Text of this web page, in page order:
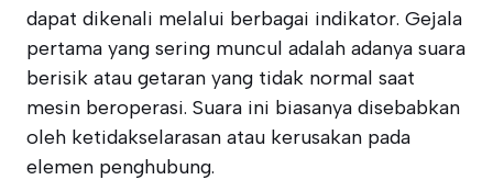
dapat dikenali melalui berbagai indikator. Gejala
pertama yang sering muncul adalah adanya suara
berisik atau getaran yang tidak normal saat
mesin beroperasi. Suara ini biasanya disebabkan
oleh ketidakselarasan atau kerusakan pada
elemen penghubung.